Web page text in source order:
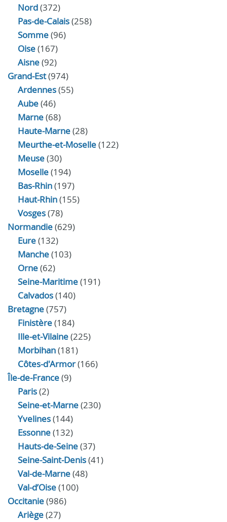
Nord(372)
Pas-de-Calais(258)
Somme(96)
Oise(167)
Aisne(92)
Grand-Est(974)
Ardennes(55)
Aube(46)
Marne(68)
Haute-Marne(28)
Meurthe-et-Moselle(122)
Meuse(30)
Moselle(194)
Bas-Rhin(197)
Haut-Rhin(155)
Vosges(78)
Normandie(629)
Eure(132)
Manche(103)
Orne(62)
Seine-Maritime(191)
Calvados(140)
Bretagne(757)
Finistère(184)
Ille-et-Vilaine(225)
Morbihan(181)
Côtes-d'Armor(166)
Île-de-France(9)
Paris(2)
Seine-et-Marne(230)
Yvelines(144)
Essonne(132)
Hauts-de-Seine(37)
Seine-Saint-Denis(41)
Val-de-Marne(48)
Val-d’Oise(100)
Occitanie(986)
Ariège(27)